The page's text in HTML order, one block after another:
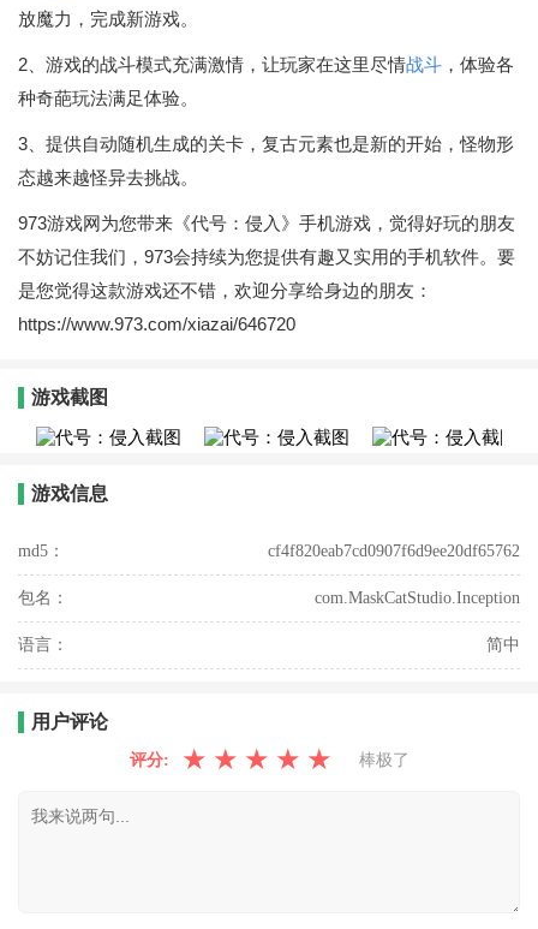
放魔力，完成新游戏。
2、游戏的战斗模式充满激情，让玩家在这里尽情战斗 ，体验各
种奇葩玩法满足体验。
3、提供自动随机生成的关卡，复古元素也是新的开始，怪物形
态越来越怪异去挑战。
973游戏网为您带来《代号：侵入》手机游戏，觉得好玩的朋友
不妨记住我们，973会持续为您提供有趣又实用的手机软件。要
是您觉得这款游戏还不错，欢迎分享给身边的朋友：
https://www.973.com/xiazai/646720
游戏截图
游戏信息
md5： cf4f820eab7cd0907f6d9ee20df65762
包名： com.MaskCatStudio.Inception
语言： 简中
用户评论
评分: ★ ★ ★ ★ ★ 棒极了